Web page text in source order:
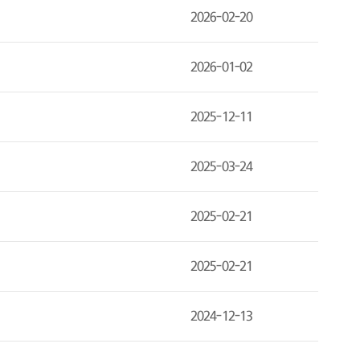
2026-02-20
2026-01-02
2025-12-11
2025-03-24
2025-02-21
2025-02-21
2024-12-13